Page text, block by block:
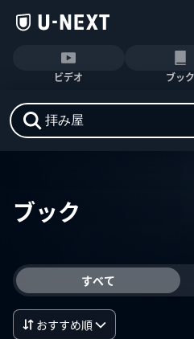
ビデオ ブック
ブック
すべて
おすすめ順